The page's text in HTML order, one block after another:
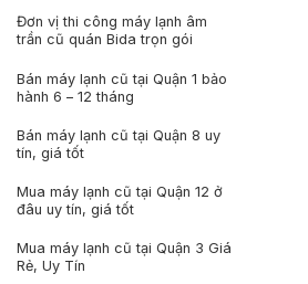
Đơn vị thi công máy lạnh âm
trần cũ quán Bida trọn gói
Bán máy lạnh cũ tại Quận 1 bảo
hành 6 – 12 tháng
Bán máy lạnh cũ tại Quận 8 uy
tín, giá tốt
Mua máy lạnh cũ tại Quận 12 ở
đâu uy tín, giá tốt
Mua máy lạnh cũ tại Quận 3 Giá
Rẻ, Uy Tín